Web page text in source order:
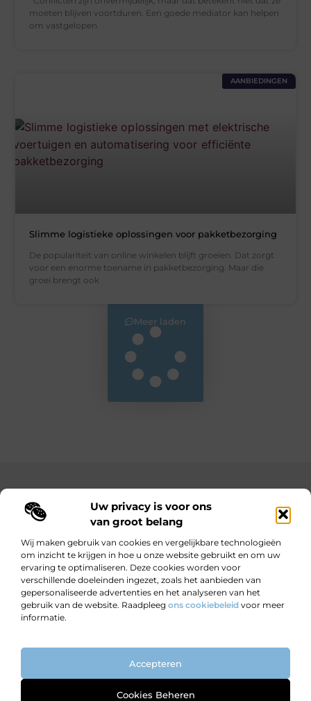
Uw privacy is voor ons
van groot belang
Wij maken gebruik van cookies en vergelijkbare technologieën
om inzicht te krijgen in hoe u onze website gebruikt en om uw
ervaring te optimaliseren. Deze cookies worden voor
verschillende doeleinden ingezet, zoals het aanbieden van
gepersonaliseerde advertenties en het analyseren van het
gebruik van de website. Raadpleeg ons cookiebeleid voor meer
informatie.
Accepteren
Cookies Beheren
moeten blijven voortduren. Een goede mediator kan helpen
om vastgelopen
AANBIEDINGEN
Slimme logistieke oplossingen voor pakketbezorging
De populariteit van online winkelen blijft groeien. Dat zorgt
voor een enorme toename in pakketbezorging. Maar die
groei brengt ook
Meer laden
Bekende Nederlanders
Wijzer worden door verhalen.
Motiverende en informatieve blogs voor nieuwsgierige lezers en
doeners.
www.ondernemendwijs.nl